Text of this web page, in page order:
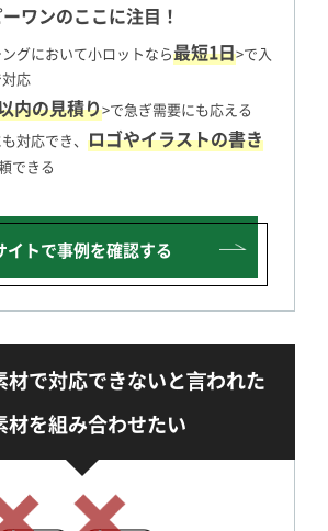
ーワンのここに注目！
グにおいて小ロットなら最短1日>で入
応
内の見積り>で急ぎ需要にも応える
対応でき、 ロゴやイラストの書き
できる
イトで事例を確認する
材で対応できないと⾔われた
材を組み合わせたい